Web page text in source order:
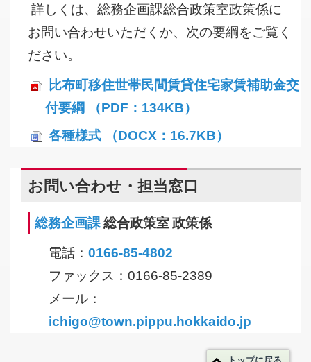
詳しくは、総務企画課総合政策室政策係に
お問い合わせいただくか、次の要綱をご覧く
ださい。
比布町移住世帯民間賃貸住宅家賃補助金交
付要綱 （PDF：134KB）
各種様式 （DOCX：16.7KB）
お問い合わせ・担当窓口
総務企画課総合政策室 政策係
電話： 0166-85-4802
ファックス：0166-85-2389
メール：
ichigo@town.pippu.hokkaido.jp